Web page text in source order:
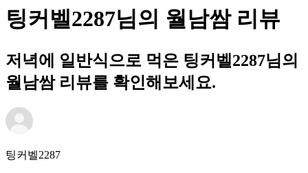
팅커벨2287님의 월남쌈 리뷰
저녁에 일반식으로 먹은 팅커벨2287님의
월남쌈 리뷰를 확인해보세요.
팅커벨2287